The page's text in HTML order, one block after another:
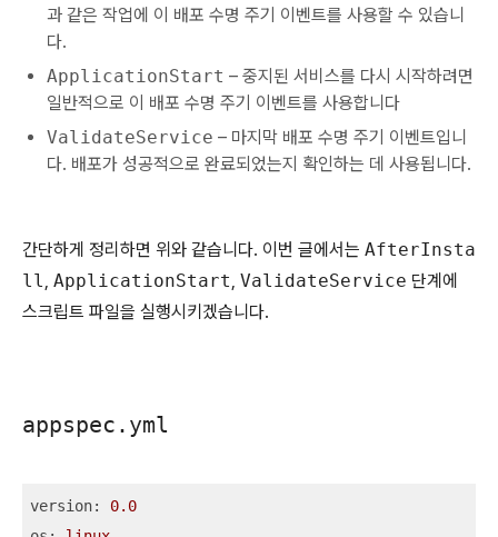
과 같은 작업에 이 배포 수명 주기 이벤트를 사용할 수 있습니
다.
ApplicationStart – 중지된 서비스를 다시 시작하려면
일반적으로 이 배포 수명 주기 이벤트를 사용합니다
ValidateService – 마지막 배포 수명 주기 이벤트입니
다. 배포가 성공적으로 완료되었는지 확인하는 데 사용됩니다.
간단하게 정리하면 위와 같습니다. 이번 글에서는 AfterInsta
ll
ApplicationStart ValidateService 단계에
스크립트 파일을 실행시키겠습니다.
appspec.yml
version:
0.0